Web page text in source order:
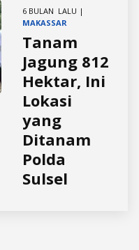
6 BULAN LALU |
MAKASSAR
Tanam
Jagung 812
Hektar, Ini
Lokasi
yang
Ditanam
Polda
Sulsel